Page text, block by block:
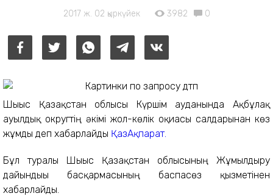
2017 ж. 02 қыркүйек 3982 0
Шығыс Қазақстан облысы Күршім ауданында Ақбұлақ
ауылдық округтің әкімі жол-көлік оқиғасы салдарынан көз
жұмды деп хабарлайды ҚазАқпарат.
Бұл туралы Шығыс Қазақстан облысының Жұмылдыру
дайындығы басқармасының баспасөз қызметінен
хабарлайды.